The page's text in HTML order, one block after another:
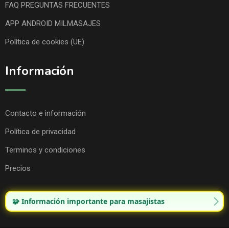
FAQ PREGUNTAS FRECUENTES
APP ANDROID MILMASAJES
Política de cookies (UE)
Información
Contacto e información
Política de privacidad
Terminos y condiciones
Precios
🧩 Información importante para masajistas